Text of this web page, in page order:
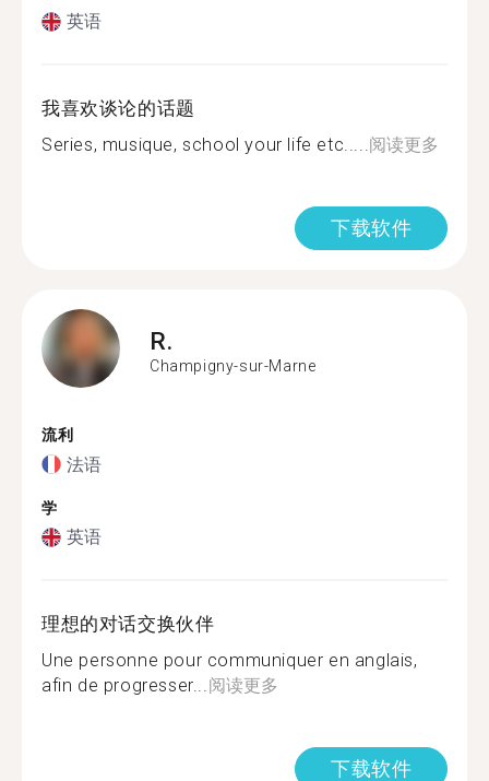
英语
我喜欢谈论的话题
Series, musique, school your life etc.....阅读更多
下载软件
R.
Champigny-sur-Marne
流利
法语
学
英语
理想的对话交换伙伴
Une personne pour communiquer en anglais,
afin de progresser...阅读更多
下载软件